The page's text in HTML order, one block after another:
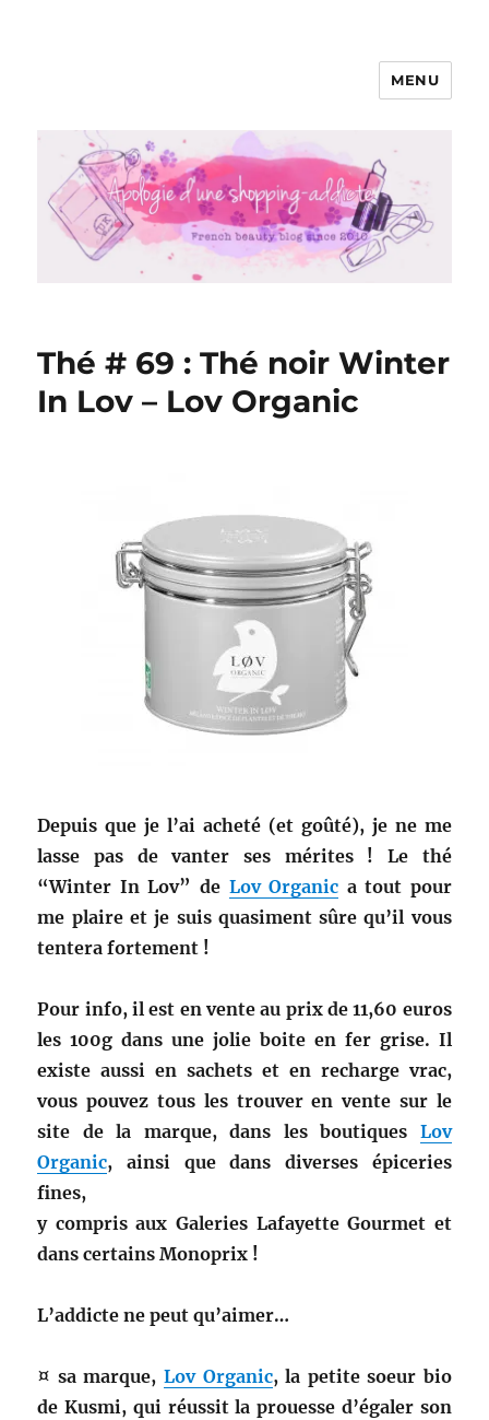
Apologie d'une Shopping-addicte
MENU
Thé # 69 : Thé noir Winter
In Lov – Lov Organic
Depuis que je l’ai acheté (et goûté), je ne me
lasse pas de vanter ses mérites ! Le thé
“Winter In Lov” de Lov Organic a tout pour
me plaire et je suis quasiment sûre qu’il vous
tentera fortement !
Pour info, il est en vente au prix de 11,60 euros
les 100g dans une jolie boite en fer grise. Il
existe aussi en sachets et en recharge vrac,
vous pouvez tous les trouver en vente sur le
site de la marque, dans les boutiques Lov
Organic, ainsi que dans diverses épiceries
fines,
y compris aux Galeries Lafayette Gourmet et
dans certains Monoprix !
L’addicte ne peut qu’aimer…
¤ sa marque, Lov Organic, la petite soeur bio
de Kusmi, qui réussit la prouesse d’égaler son